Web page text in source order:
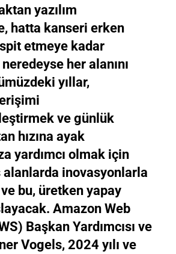
yazılım
hatta kanseri erken
etmeye kadar
neredeyse her alanını
yıllar,
ve günlük
hızına ayak
yardımcı olmak için
alanlarda inovasyonlarla
bu, üretken yapay
Amazon Web
Başkan Yardımcısı ve
Vogels, 2024 yılı ve